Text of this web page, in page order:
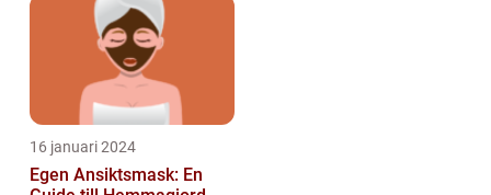
16 januari 2024
Egen Ansiktsmask: En